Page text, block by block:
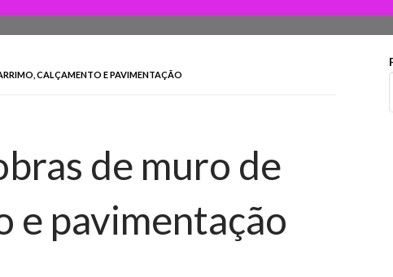
CALÇAMENTO E PAVIMENTAÇÃO
de muro de
e pavimentação